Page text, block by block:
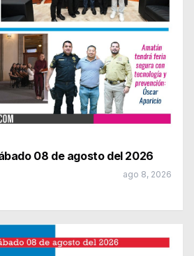
08 de agosto del 2026
ago 8, 2026